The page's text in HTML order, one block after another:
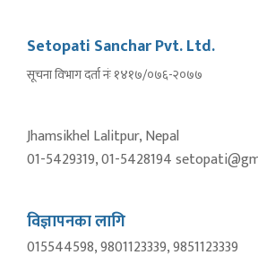
Setopati Sanchar Pvt. Ltd.
सूचना विभाग दर्ता नंः १४१७/०७६-२०७७
Jhamsikhel Lalitpur, Nepal
01-5429319, 01-5428194
विज्ञापनका लागि
015544598, 9801123339, 9851123339